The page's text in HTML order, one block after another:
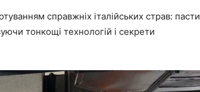
справжніх італійських страв: пасти
тонкощі технологій і секрети